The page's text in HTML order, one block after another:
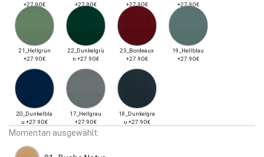
+27.90€
+27.90€
+27.90€
+27.90€
21_Hellgrün
+27.90€
22_Dunkelgrü
n +27.90€
23_Bordeaux
+27.90€
19_Hellblau
+27.90€
20_Dunkelbla
u +27.90€
17_Hellgrau
+27.90€
18_Dunkelgra
u +27.90€
Momentan ausgewählt: